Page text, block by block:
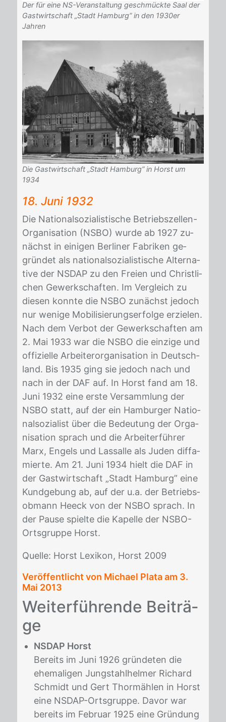
Der für eine NS-Veranstaltung geschmückte Saal der
Gastwirtschaft „Stadt Hamburg” in den 1930er
Jahren
Die Gastwirtschaft „Stadt Hamburg” in Horst um
1934
18. Juni 1932
Die Na­tio­nal­so­zia­lis­ti­sche Be­triebs­zel­len-
Or­ga­ni­sa­ti­on (NSBO) wur­de ab 1927 zu­
nächst in ei­ni­gen Ber­li­ner Fa­bri­ken ge­
grün­det als na­tio­nal­so­zia­lis­ti­sche Al­ter­na­
ti­ve der NS­DAP zu den Frei­en und Christ­li­
chen Ge­werk­schaf­ten. Im Ver­gleich zu
die­sen konn­te die NSBO zu­nächst je­doch
nur we­ni­ge Mo­bi­li­sie­rungs­er­fol­ge er­zie­len.
Nach dem Ver­bot der Ge­werk­schaf­ten am
2. Mai 1933 war die NSBO die ein­zi­ge und
of­fi­zi­el­le Ar­bei­ter­or­ga­ni­sa­ti­on in Deutsch­
land. Bis 1935 ging sie je­doch nach und
nach in der DAF auf. In Horst fand am 18.
Juni 1932 eine ers­te Ver­samm­lung der
NSBO statt, auf der ein Ham­bur­ger Na­tio­
nal­so­zia­list über die Be­deu­tung der Or­ga­
ni­sa­ti­on sprach und die Ar­bei­ter­füh­rer
Marx, En­gels und Las­sal­le als Ju­den dif­fa­
mier­te. Am 21. Juni 1934 hielt die DAF in
der Gast­wirt­schaft „Stadt Ham­burg” eine
Kund­ge­bung ab, auf der u.a. der Be­triebs­
ob­mann Heeck von der NSBO sprach. In
der Pau­se spiel­te die Ka­pel­le der NSBO-
Orts­grup­pe Horst.
Quel­le: Horst Le­xi­kon, Horst 2009
Veröffentlicht von Michael Plata am 3.
Mai 2013
Wei­ter­füh­ren­de Bei­trä­
ge
NSDAP Horst
Bereits im Juni 1926 gründeten die
ehemaligen Jungstahlhelmer Richard
Schmidt und Gert Thormählen in Horst
eine NSDAP-Ortsgruppe. Davor war
bereits im Februar 1925 eine Gründung